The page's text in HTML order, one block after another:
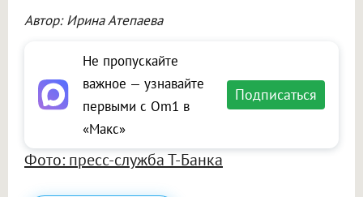
Автор: Ирина Атепаева
Не пропускайте
важное — узнавайте
первыми с Om1 в
«Макс»
Подписаться
Фото: пресс-служба Т-Банка